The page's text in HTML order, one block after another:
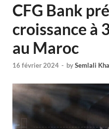
CFG Bank
croissance à
au Maroc
16 février 2024 - bySemlali